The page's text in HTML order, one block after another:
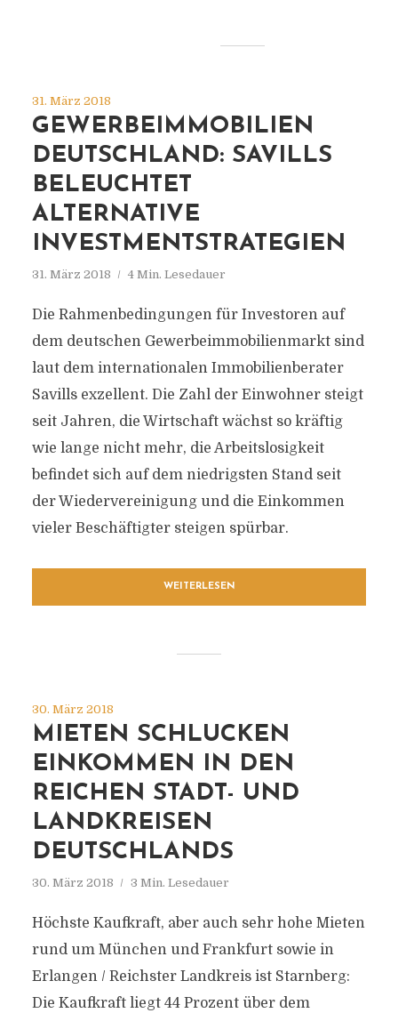
31. März 2018
GEWERBEIMMOBILIEN
DEUTSCHLAND: SAVILLS
BELEUCHTET
ALTERNATIVE
INVESTMENTSTRATEGIEN
31. März 2018 4 Min. Lesedauer
Die Rahmenbedingungen für Investoren auf
dem deutschen Gewerbeimmobilienmarkt sind
laut dem internationalen Immobilienberater
Savills exzellent. Die Zahl der Einwohner steigt
seit Jahren, die Wirtschaft wächst so kräftig
wie lange nicht mehr, die Arbeitslosigkeit
befindet sich auf dem niedrigsten Stand seit
der Wiedervereinigung und die Einkommen
vieler Beschäftigter steigen spürbar.
WEITERLESEN
30. März 2018
MIETEN SCHLUCKEN
EINKOMMEN IN DEN
REICHEN STADT- UND
LANDKREISEN
DEUTSCHLANDS
30. März 2018 3 Min. Lesedauer
Höchste Kaufkraft, aber auch sehr hohe Mieten
rund um München und Frankfurt sowie in
Erlangen / Reichster Landkreis ist Starnberg:
Die Kaufkraft liegt 44 Prozent über dem